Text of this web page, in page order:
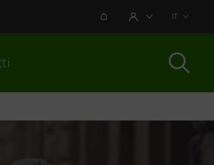
NOTIFICHEAREA UTENTEIT